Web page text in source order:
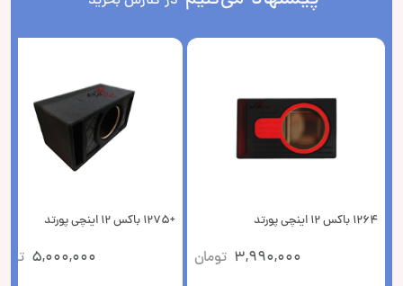
1264 باکس 12 اینچی پورتد
3,990,000 تومان
+1275 باکس 12 اینچی پورتد
5,000,000